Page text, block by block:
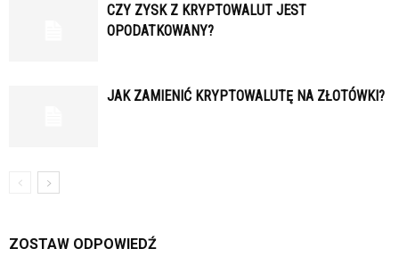
CZY ZYSK Z KRYPTOWALUT JEST
OPODATKOWANY?
JAK ZAMIENIĆ KRYPTOWALUTĘ NA ZŁOTÓWKI?
ZOSTAW ODPOWIEDŹ